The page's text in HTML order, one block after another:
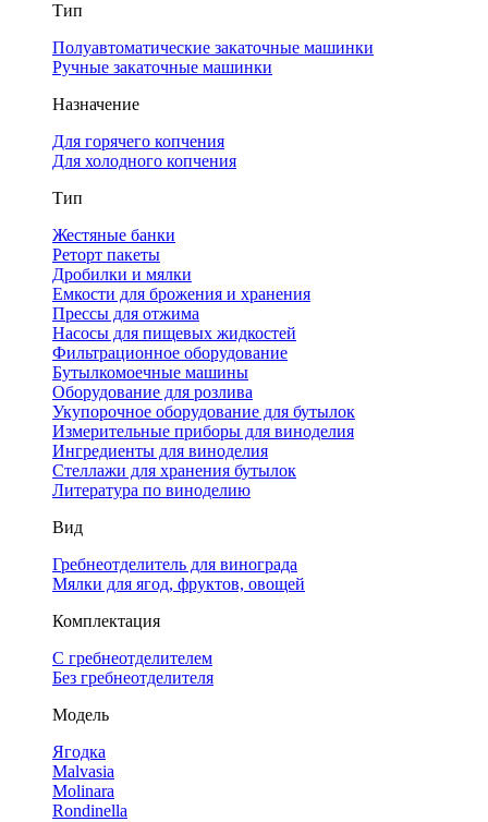
Тип
Полуавтоматические закаточные машинки
Ручные закаточные машинки
Назначение
Для горячего копчения
Для холодного копчения
Тип
Жестяные банки
Реторт пакеты
Дробилки и мялки
Емкости для брожения и хранения
Прессы для отжима
Насосы для пищевых жидкостей
Фильтрационное оборудование
Бутылкомоечные машины
Оборудование для розлива
Укупорочное оборудование для бутылок
Измерительные приборы для виноделия
Ингредиенты для виноделия
Стеллажи для хранения бутылок
Литература по виноделию
Вид
Гребнеотделитель для винограда
Мялки для ягод, фруктов, овощей
Комплектация
С гребнеотделителем
Без гребнеотделителя
Модель
Ягодка
Malvasia
Molinara
Rondinella